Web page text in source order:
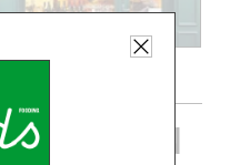
DANS LE COIN